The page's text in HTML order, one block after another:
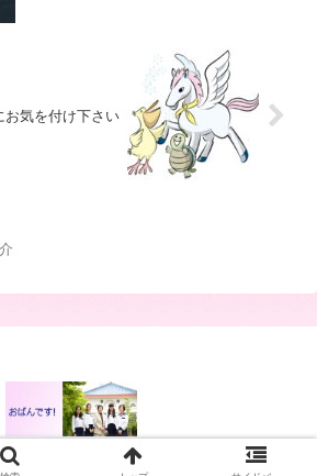
お気を付け下さい
西遠女子学園校長ブログ.